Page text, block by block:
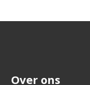
Over ons